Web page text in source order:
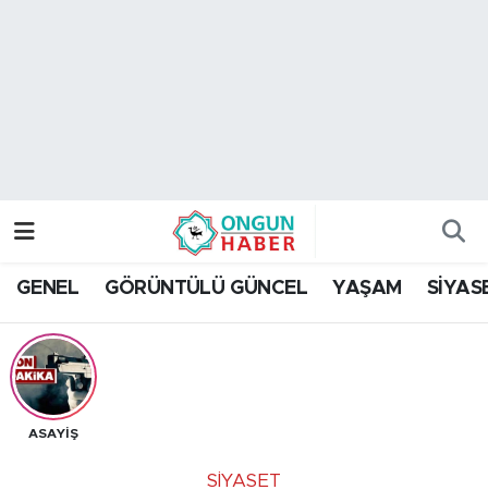
GENEL GÖRÜNTÜLÜ GÜNCEL YAŞAM
ASAYİŞ
SİYASET
Trafik Durumu
Tüm Manşetler
Son Dakika Haberleri